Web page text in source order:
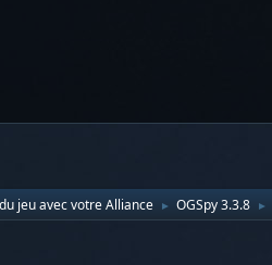
jeu avec votre Alliance ► OGSpy 3.3.8 ►